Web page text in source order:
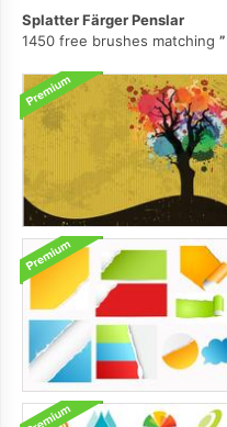
Splatter Färger Penslar
1450 free brushes matching